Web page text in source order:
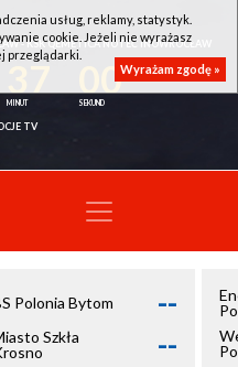
- KSK QEMETICA NOTEĆ INOWROCŁAW
59
TV
Polonia Bytom --
Szkła
--
usług, reklamy, statystyk.
cookie. Jeżeli nie wyrażasz
przeglądarki.
Wyrażam zgodę »